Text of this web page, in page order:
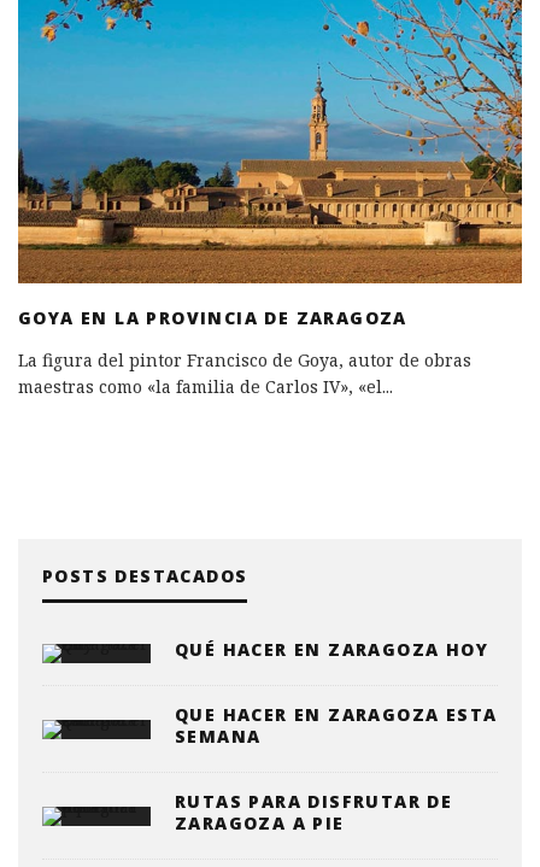
GOYA EN LA PROVINCIA DE ZARAGOZA
La figura del pintor Francisco de Goya, autor de obras
maestras como «la familia de Carlos IV», «el...
POSTS DESTACADOS
QUÉ HACER EN ZARAGOZA HOY
QUE HACER EN ZARAGOZA ESTA
SEMANA
RUTAS PARA DISFRUTAR DE
ZARAGOZA A PIE